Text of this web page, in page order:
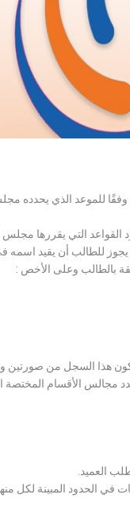
للموعد الذي يحدده
القواعد التي يقررها مجلس
يجوز للطالب أن يقيد
بالطالب وعلى الأخص :
هذا السجل من صورتين
مجالس الأقسام
العميد.
الحدود المبينة لكل منهم